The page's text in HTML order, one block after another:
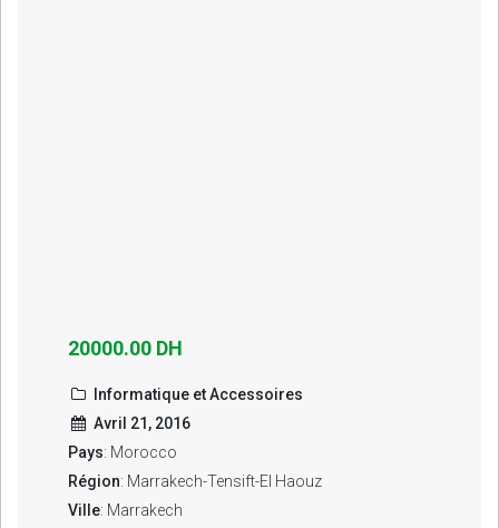
20000.00 DH
Informatique et Accessoires
Avril 21, 2016
Pays: Morocco
Région: Marrakech-Tensift-El Haouz
Ville: Marrakech